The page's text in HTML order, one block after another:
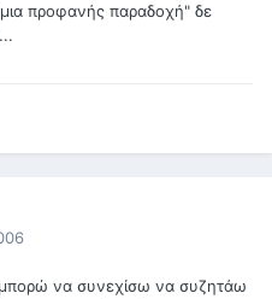
προφανής παραδοχή" δε
να συνεχίσω να συζητάω